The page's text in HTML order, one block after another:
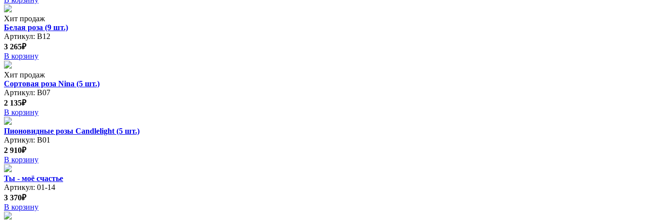
Хит продаж
Белая роза (9 шт.)
Артикул: В12
3 265₽
В корзину
Хит продаж
Сортовая роза Nina (5 шт.)
Артикул: В07
2 135₽
В корзину
Пионовидные розы Candlelight (5 шт.)
Артикул: В01
2 910₽
В корзину
Ты - моё счастье
Артикул: 01-14
3 370₽
В корзину